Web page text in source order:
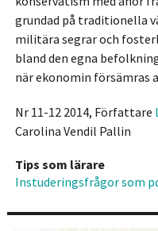
grundad på traditionella
militära segrar och
bland den egna
när ekonomin försämras
Nr 11-12 2014, Författare
Carolina Vendil Pallin
Tips som lärare
Instuderingsfrågor som